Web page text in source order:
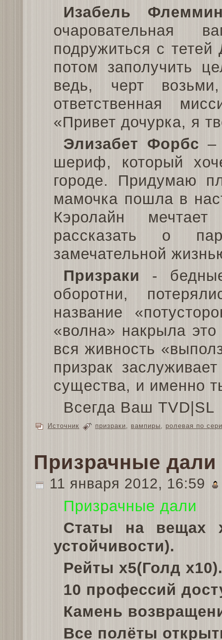
Изабель
очаровательная
подружиться с
потом заполучить
ведь, черт
ответственная
«Привет дочурка, я
Элизабет Форбс –
шериф, который
городе. Придумаю
мамочка пошла в
Кэролайн
рассказать о
замечательной
Призраки -
оборотни,
название
«волна» накрыла
вся живность
призрак
существа, и именно
Всегда Ваш TVD|SL
Источник призраки, вампиры, ролевая по
Призрачные дали
11 января 2012, 16:59
Призрачные дали
Статы на вещах
устойчивости).
Рейты х5(Голд
10 профессий
Камень
Все полёты